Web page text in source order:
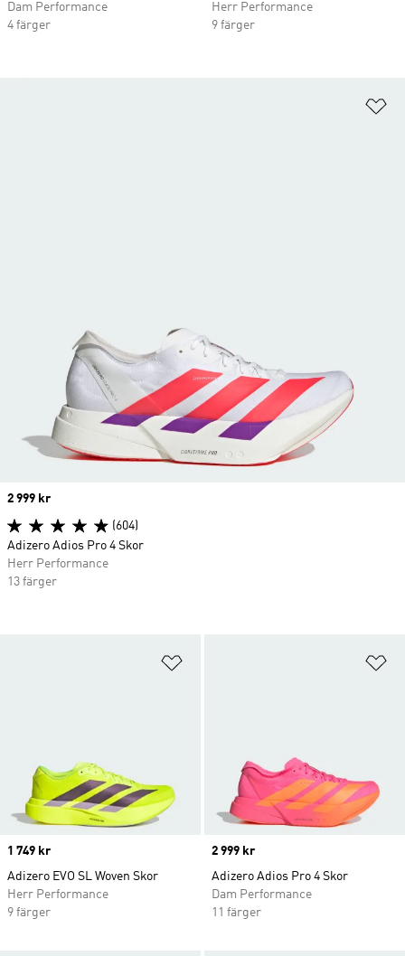
Dam Performance
4 färger
Herr Performance
9 färger
Price
1 749 kr
Adizero EVO SL Woven Skor
Herr Performance
9 färger
Price
2 999 kr
Adizero Adios Pro 4 Skor
Dam Performance
11 färger
Price
2 999 kr
(604)
Adizero Adios Pro 4 Skor
Herr Performance
13 färger